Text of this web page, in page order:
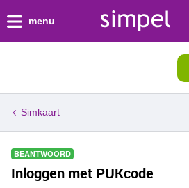
menu
Simkaart
BEANTWOORD
Inloggen met PUKcode